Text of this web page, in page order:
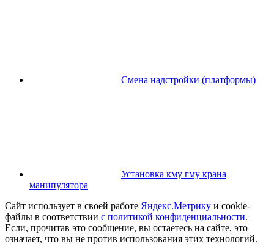
Смена надстройки (платформы)
Установка кму гму крана
манипулятора
Сайт использует в своей работе Яндекс.Метрику и cookie-
файлы в соответствии с политикой конфиденциальности.
Если, прочитав это сообщение, вы остаетесь на сайте, это
означает, что вы не против использования этих технологий.